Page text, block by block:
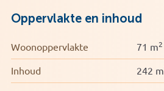
Oppervlakte en inhoud
Woonoppervlakte 71 m2
Inhoud 242 m